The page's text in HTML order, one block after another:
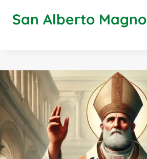
San Alberto Magno